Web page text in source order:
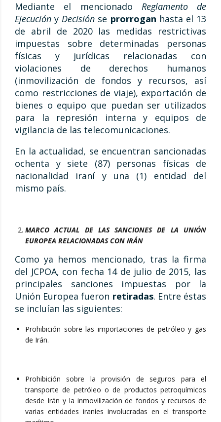
Mediante el mencionado Reglamento de
Ejecución yDecisión se prorrogan hasta el 13
de abril de 2020 las medidas restrictivas
impuestas sobre determinadas personas
físicas y jurídicas relacionadas con
violaciones de derechos humanos
(inmovilización de fondos y recursos, así
como restricciones de viaje), exportación de
bienes o equipo que puedan ser utilizados
para la represión interna y equipos de
vigilancia de las telecomunicaciones.
En la actualidad, se encuentran sancionadas
ochenta y siete (87) personas físicas de
nacionalidad iraní y una (1) entidad del
mismo país.
MARCO ACTUAL DE LAS SANCIONES DE LA UNIÓN
EUROPEA RELACIONADAS CON IRÁN
Como ya hemos mencionado, tras la firma
del JCPOA, con fecha 14 de julio de 2015, las
principales sanciones impuestas por la
Unión Europea fueron retiradas. Entre éstas
se incluían las siguientes:
Prohibición sobre las importaciones de petróleo y gas
de Irán.
Prohibición sobre la provisión de seguros para el
transporte de petróleo o de productos petroquímicos
desde Irán y la inmovilización de fondos y recursos de
varias entidades iraníes involucradas en el transporte